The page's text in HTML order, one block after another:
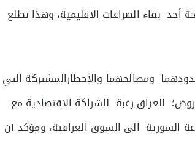
أحد بقاء الصراعات الاقليمية، وهذا تطلع
ومصالحهما والأخطارالمشتركة التي
للعراق رغبة للشراكة الاقتصادية مع
السورية الى السوق العراقية، ومؤكد أن